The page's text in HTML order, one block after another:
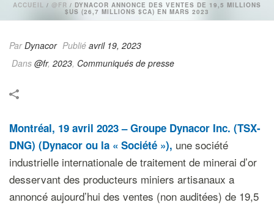
ACCUEIL / @FR / DYNACOR ANNONCE DES VENTES DE 19,5 MILLIONS
$US (26,7 MILLIONS $CA) EN MARS 2023
ParDynacor Publié avril 19, 2023
Dans @fr, 2023, Communiqués de presse
Montréal, 19 avril 2023 – Groupe Dynacor Inc. (TSX-
DNG) (Dynacor ou la « Société »), une société
industrielle internationale de traitement de minerai d’or
desservant des producteurs miniers artisanaux a
annoncé aujourd’hui des ventes (non auditées) de 19,5